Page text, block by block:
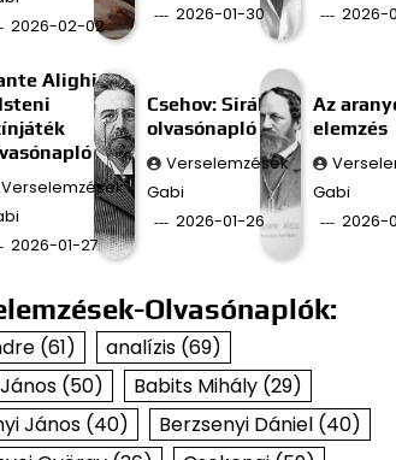
2026-02-02
2026-01-30
2026-
Alighieri
Verselemzések
2026-01-27
Csehov: Sirály
olvasónapló
Verselemzések
Gabi
2026-01-26
Az
elemzés
Gabi
2026-
Olvasónaplók:
(61) analízis(69)
(50) Babits Mihály(29)
János(40) Berzsenyi Dániel(40)